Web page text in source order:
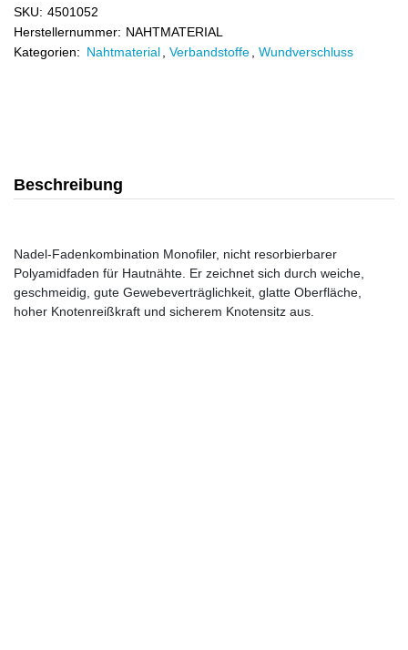
SKU: 4501052
Herstellernummer: NAHTMATERIAL
Kategorien: Nahtmaterial Verbandstoffe Wundverschluss
Beschreibung
Nadel-Fadenkombination Monofiler, nicht resorbierbarer
Polyamidfaden für Hautnähte. Er zeichnet sich durch weiche,
geschmeidig, gute Gewebeverträglichkeit, glatte Oberfläche,
hoher Knotenreißkraft und sicherem Knotensitz aus.